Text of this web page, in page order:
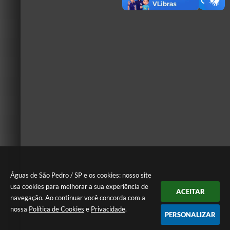
Águas de São Pedro / SP e os cookies: nosso site
usa cookies para melhorar a sua experiência de
navegação. Ao continuar você concorda com a
nossa Política de Cookies e Privacidade.
ACEITAR
PERSONALIZAR